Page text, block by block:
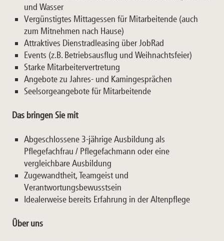
und Wasser
Vergünstigtes Mittagessen für Mitarbeitende (auch
zum Mitnehmen nach Hause)
Attraktives Dienstradleasing über JobRad
Events (z.B. Betriebsausflug und Weihnachtsfeier)
Starke Mitarbeitervertretung
Angebote zu Jahres- und Kamingesprächen
Seelsorgeangebote für Mitarbeitende
Das bringen Sie mit
Abgeschlossene 3-jährige Ausbildung als
Pflegefachfrau / Pflegefachmann oder eine
vergleichbare Ausbildung
Zugewandtheit, Teamgeist und
Verantwortungsbewusstsein
Idealerweise bereits Erfahrung in der Altenpflege
Über uns